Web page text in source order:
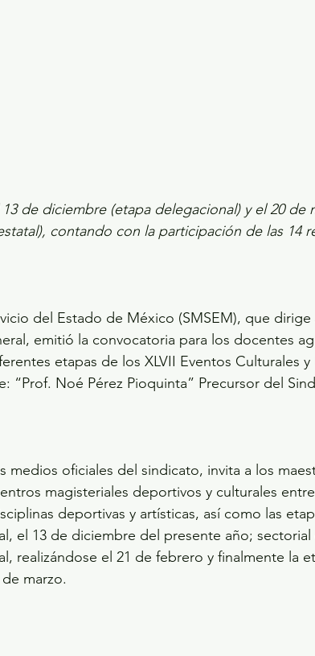
de diciembre (etapa delegacional) y el 20 de
contando con la participación de las 14
del Estado de México (SMSEM), que dirige
emitió la convocatoria para los docentes
etapas de los XLVII Eventos Culturales
“Prof. Noé Pérez Pioquinta” Precursor del
oficiales del sindicato, invita a los
magisteriales deportivos y culturales
deportivas y artísticas, así como las
el 13 de diciembre del presente año; sectorial
realizándose el 21 de febrero y finalmente la
marzo.